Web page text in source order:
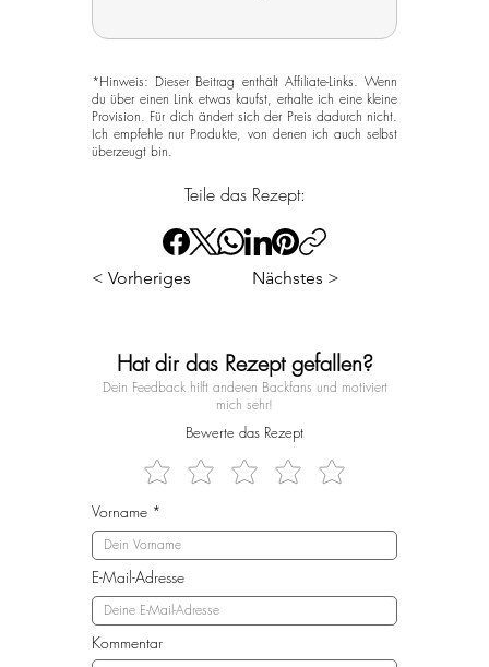
*Hinweis: Dieser Beitrag enthält Affiliate-Links. Wenn
du über einen Link etwas kaufst, erhalte ich eine kleine
Provision. Für dich ändert sich der Preis dadurch nicht.
Ich empfehle nur Produkte, von denen ich auch selbst
überzeugt bin.
Teile das Rezept:
< Vorheriges Nächstes >
Hat dir das Rezept gefallen?
Dein Feedback hilft anderen Backfans und motiviert
mich sehr!
Bewerte das Rezept
Vorname
E-Mail-Adresse
Kommentar